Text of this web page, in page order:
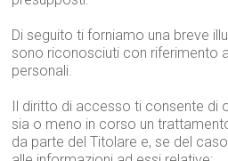
Di seguito ti forniamo una breve
sono riconosciuti con riferimento
personali.
Il diritto di accesso ti consente di
sia o meno in corso un
da parte del Titolare e, se del